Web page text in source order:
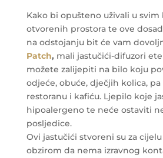
Kako bi opušteno uživali u
otvorenih prostora te ove
na odstojanju bit će vam
Patch, mali jastučići-difuzori
možete zalijepiti na bilo koju
odjeće, obuće, dječjih kolica,
restoranu i kafiću. Ljepilo koje
hipoalergeno te neće ostaviti
posljedice.
Ovi jastučići stvoreni su za
obzirom da nema izravnog